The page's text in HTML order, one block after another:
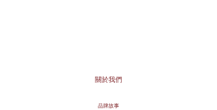
關於我們
品牌故事